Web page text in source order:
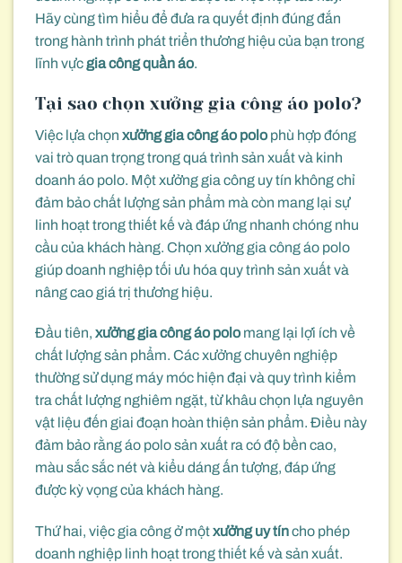
Hãy cùng tìm hiểu để đưa ra quyết định đúng đắn
trong hành trình phát triển thương hiệu của bạn trong
lĩnh vựcgia công quần áo.
Tại sao chọn xưởng gia công áo polo?
Việc lựa chọn xưởng gia công áo polophù hợp đóng
vai trò quan trọng trong quá trình sản xuất và kinh
doanh áo polo. Một xưởng gia công uy tín không chỉ
đảm bảo chất lượng sản phẩm mà còn mang lại sự
linh hoạt trong thiết kế và đáp ứng nhanh chóng nhu
cầu của khách hàng. Chọn xưởng gia công áo polo
giúp doanh nghiệp tối ưu hóa quy trình sản xuất và
nâng cao giá trị thương hiệu.
Đầu tiên, xưởng gia công áo polomang lại lợi ích về
chất lượng sản phẩm. Các xưởng chuyên nghiệp
thường sử dụng máy móc hiện đại và quy trình kiểm
tra chất lượng nghiêm ngặt, từ khâu chọn lựa nguyên
vật liệu đến giai đoạn hoàn thiện sản phẩm. Điều này
đảm bảo rằng áo polo sản xuất ra có độ bền cao,
màu sắc sắc nét và kiểu dáng ấn tượng, đáp ứng
được kỳ vọng của khách hàng.
Thứ hai, việc gia công ở mộtxưởng uy tíncho phép
doanh nghiệp linh hoạt trong thiết kế và sản xuất.